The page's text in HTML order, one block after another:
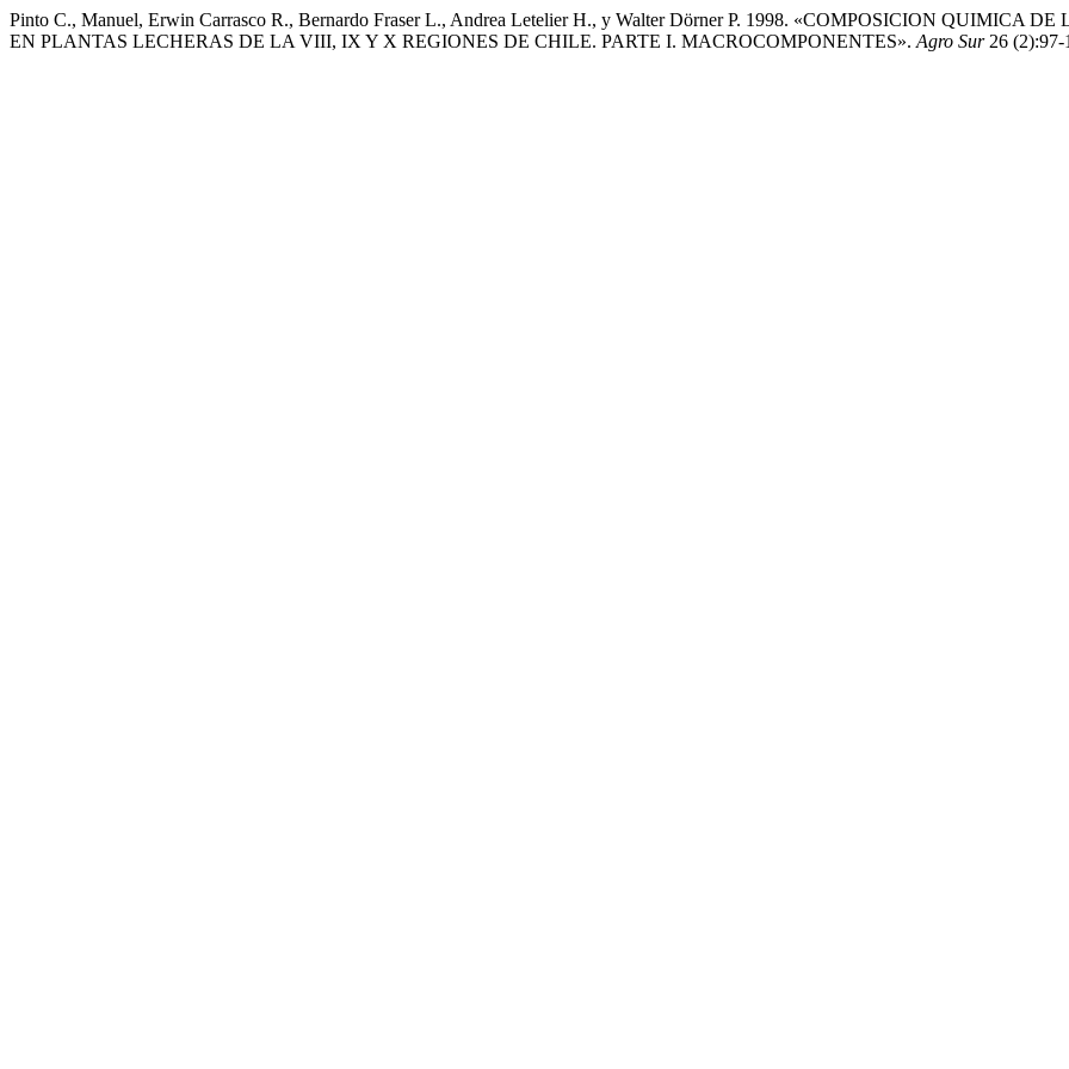
Pinto C., Manuel, Erwin Carrasco R., Bernardo Fraser L., Andrea Letelier H., y Walter Dörner P. 1998. «COMPOSICION QUIMICA
EN PLANTAS LECHERAS DE LA VIII, IX Y X REGIONES DE CHILE. PARTE I. MACROCOMPONENTES». Agro Sur26 (2):97-